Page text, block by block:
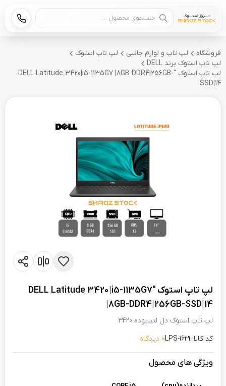
جستجوی محصول
فروشگاه لپ تاپ و لوازم جانبی
لپ تاپ استوک
لپ تاپ استوک برند DELL
لپ تاپ استوک "DELL Latitude 3420|i5-1135G7 |8GB-DDR4|256GB-
SSD|14
لپ تاپ استوک "DELL Latitude 3420|i5-1135G7
|8GB-DDR4|256GB-SSD|14
لپ تاپ استوک دل لتیتیوده 3420
کد کالا: LPS-1631
0 دیدگاه
ویژگی های محصول